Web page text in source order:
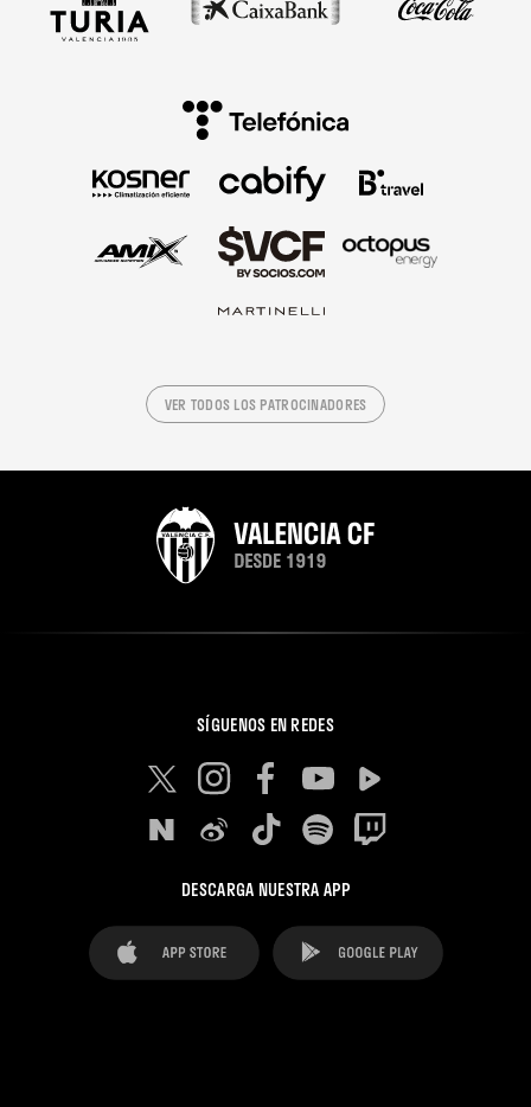
VER TODOS LOS PATROCINADORES
SÍGUENOS EN REDES
DESCARGA NUESTRA APP